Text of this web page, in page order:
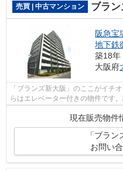
売買 | 中古マンション ブラ
阪急宝
地下鉄
築18年
大阪府
「ブランズ新大阪」のここがイチ
らはエレベーター付きの物件です
12分の物件です。大阪市淀川区に
現在販売物件
「ブラ
お問い